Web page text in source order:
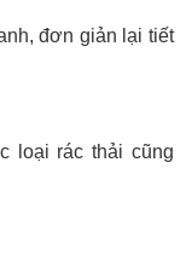
đơn giản lại tiết
loại rác thải cũng